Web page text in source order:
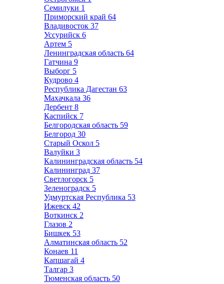
Семилуки 1
Приморский край 64
Владивосток 37
Уссурийск 6
Артем 5
Ленинградская область 64
Гатчина 9
Выборг 5
Кудрово 4
Республика Дагестан 63
Махачкала 36
Дербент 8
Каспийск 7
Белгородская область 59
Белгород 30
Старый Оскол 5
Валуйки 3
Калининградская область 54
Калининград 37
Светлогорск 5
Зеленоградск 5
Удмуртская Республика 53
Ижевск 42
Воткинск 2
Глазов 2
Бишкек 53
Алматинская область 52
Конаев 11
Капшагай 4
Талгар 3
Тюменская область 50